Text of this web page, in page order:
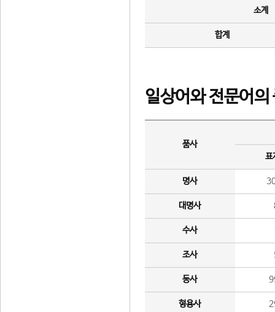
소계
합계
일상어와 전문어의
품사
표
명사
대명사
수사
조사
동사
형용사